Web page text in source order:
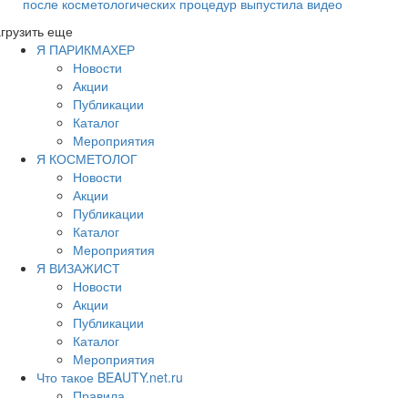
еще
Я ПАРИКМАХЕР
Новости
Акции
Публикации
Каталог
Мероприятия
Я КОСМЕТОЛОГ
Новости
Акции
Публикации
Каталог
Мероприятия
Я ВИЗАЖИСТ
Новости
Акции
Публикации
Каталог
Мероприятия
Что такое BEAUTY.net.ru